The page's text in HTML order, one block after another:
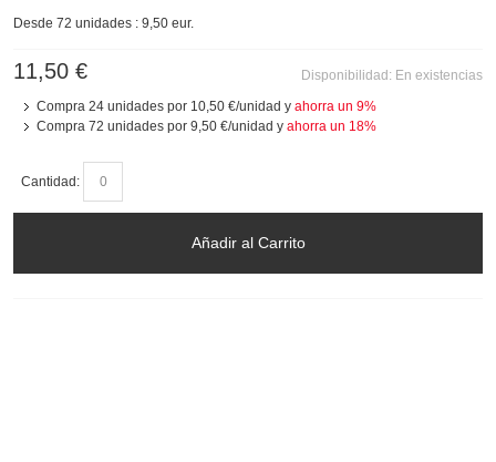
Desde 72 unidades : 9,50 eur.
Disponibilidad: En existencias
11,50 €
Compra 24 unidades por 10,50 €/unidad y ahorra un 9%
Compra 72 unidades por 9,50 €/unidad y ahorra un 18%
Cantidad:
Añadir al Carrito